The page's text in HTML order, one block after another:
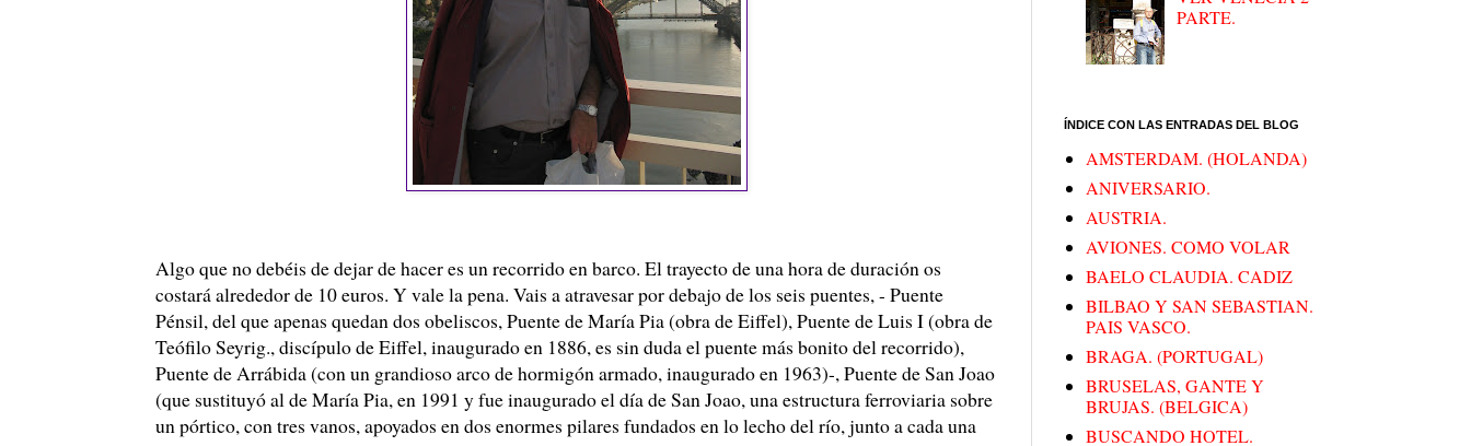
Algo que no debéis de dejar de hacer es un recorrido en barco. El trayecto de una hora de duración os
costará alrededor de 10 euros. Y vale la pena. Vais a atravesar por debajo de los seis puentes, - Puente
Pénsil, del que apenas quedan dos obeliscos, Puente de María Pia (obra de Eiffel), Puente de Luis I (obra de
Teófilo Seyrig., discípulo de Eiffel, inaugurado en 1886, es sin duda el puente más bonito del recorrido),
Puente de Arrábida (con un grandioso arco de hormigón armado, inaugurado en 1963)-, Puente de San Joao
(que sustituyó al de María Pia, en 1991 y fue inaugurado el día de San Joao, una estructura ferroviaria sobre
un pórtico, con tres vanos, apoyados en dos enormes pilares fundados en lo lecho del río, junto a cada una
PARTE.
ÍNDICE CON LAS ENTRADAS DEL BLOG
AMSTERDAM. (HOLANDA)
ANIVERSARIO.
AUSTRIA.
AVIONES. COMO VOLAR
BAELO CLAUDIA. CADIZ
BILBAO Y SAN SEBASTIAN.
PAIS VASCO.
BRAGA. (PORTUGAL)
BRUSELAS, GANTE Y
BRUJAS. (BELGICA)
BUSCANDO HOTEL.